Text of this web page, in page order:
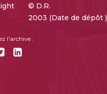
© D.R.
2003 (Date de dépôt )
l'archive :